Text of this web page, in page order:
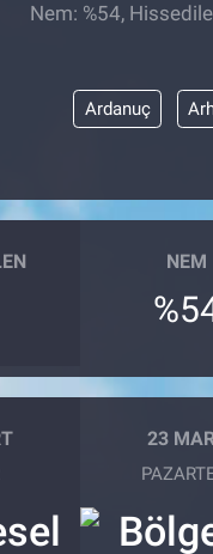
Nem: %54,
Ardanuç
NEM
23